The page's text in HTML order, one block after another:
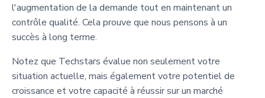
l'augmentation de la demande tout en maintenant un
contrôle qualité. Cela prouve que nous pensons à un
succès à long terme.
Notez que Techstars évalue non seulement votre
situation actuelle, mais également votre potentiel de
croissance et votre capacité à réussir sur un marché